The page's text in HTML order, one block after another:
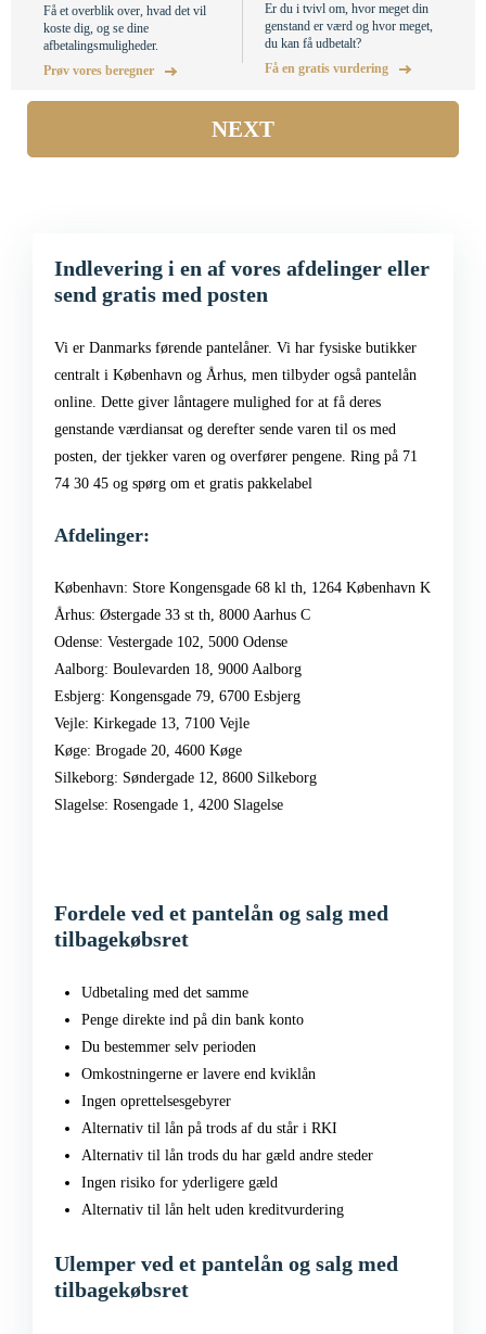
Få et overblik over, hvad det vil
koste dig, og se dine
afbetalingsmuligheder.
Prøv vores beregner
Er du i tvivl om, hvor meget din
genstand er værd og hvor meget,
du kan få udbetalt?
Få en gratis vurdering
NEXT
Indlevering i en af vores afdelinger eller
send gratis med posten
Vi er Danmarks førende pantelåner. Vi har fysiske butikker
centralt i København og Århus, men tilbyder også pantelån
online. Dette giver låntagere mulighed for at få deres
genstande værdiansat og derefter sende varen til os med
posten, der tjekker varen og overfører pengene. Ring på 71
74 30 45 og spørg om et gratis pakkelabel
Afdelinger:
København: Store Kongensgade 68 kl th, 1264 København K
Århus: Østergade 33 st th, 8000 Aarhus C
Odense: Vestergade 102, 5000 Odense
Aalborg: Boulevarden 18, 9000 Aalborg
Esbjerg: Kongensgade 79, 6700 Esbjerg
Vejle: Kirkegade 13, 7100 Vejle
Køge: Brogade 20, 4600 Køge
Silkeborg: Søndergade 12, 8600 Silkeborg
Slagelse: Rosengade 1, 4200 Slagelse
Fordele ved et pantelån og salg med
tilbagekøbsret
Udbetaling med det samme
Penge direkte ind på din bank konto
Du bestemmer selv perioden
Omkostningerne er lavere end kviklån
Ingen oprettelsesgebyrer
Alternativ til lån på trods af du står i RKI
Alternativ til lån trods du har gæld andre steder
Ingen risiko for yderligere gæld
Alternativ til lån helt uden kreditvurdering
Ulemper ved et pantelån og salg med
tilbagekøbsret